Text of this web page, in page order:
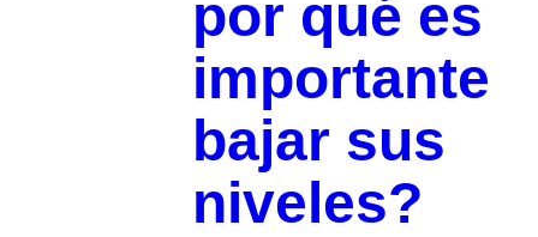
por qué es
importante
bajar sus
niveles?